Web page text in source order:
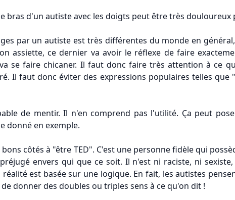
bras d'un autiste avec les doigts peut être très douloureux
par un autiste est très différentes du monde en
assiette, ce dernier va avoir le réflexe de faire
se faire chicaner. Il faut donc faire très attention à ce
Il faut donc éviter des expressions populaires telles
de mentir. Il n'en comprend pas l'utilité. Ça peut
donné en exemple.
côtés à "être TED". C'est une personne fidèle qui
envers qui que ce soit. Il n'est ni raciste, ni
est basée sur une logique. En fait, les autistes
donner des doubles ou triples sens à ce qu'on dit !